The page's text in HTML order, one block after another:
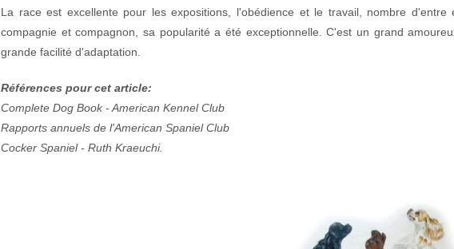
La race est excellente pour les expositions, l'obédience et le travail, nombre
compagnie et compagnon, sa popularité a été exceptionnelle. C'est un grand
grande facilité d'adaptation.
Références pour cet article:
Complete Dog Book - American Kennel Club
Rapports annuels de l'American Spaniel Club
Cocker Spaniel - Ruth Kraeuchi.